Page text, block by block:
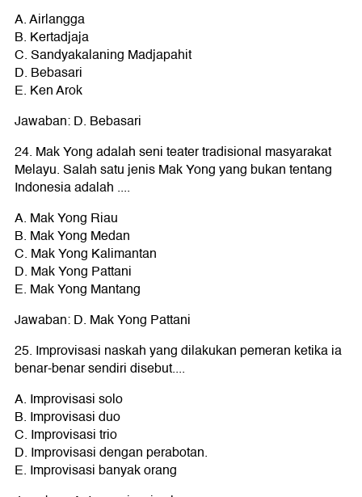
A. Airlangga
B. Kertadjaja
C. Sandyakalaning Madjapahit
D. Bebasari
E. Ken Arok
Jawaban: D. Bebasari
24. Mak Yong adalah seni teater tradisional masyarakat
Melayu. Salah satu jenis Mak Yong yang bukan tentang
Indonesia adalah ....
A. Mak Yong Riau
B. Mak Yong Medan
C. Mak Yong Kalimantan
D. Mak Yong Pattani
E. Mak Yong Mantang
Jawaban: D. Mak Yong Pattani
25. Improvisasi naskah yang dilakukan pemeran ketika ia
benar-benar sendiri disebut....
A. Improvisasi solo
B. Improvisasi duo
C. Improvisasi trio
D. Improvisasi dengan perabotan.
E. Improvisasi banyak orang